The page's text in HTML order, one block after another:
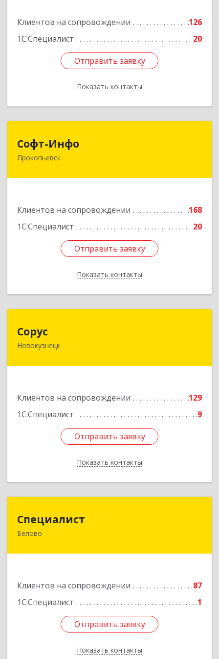
Клиентов на сопровождении
126
1С:Специалист
20
Отправить заявку
Показать контакты
Отправить заявку
Назад
Софт-Инфо
Прокопьевск
Клиентов на сопровождении
168
1С:Специалист
20
Отправить заявку
Показать контакты
653039, Кемеровская область - Кузбасс,
Подробнее
Отправить заявку
Назад
Сорус
Новокузнецк
Клиентов на сопровождении
129
1С:Специалист
9
Отправить заявку
Показать контакты
654005, Кемеровская область - Кузбасс,
Подробнее
Отправить заявку
Назад
Специалист
Белово
Клиентов на сопровождении
87
1С:Специалист
1
Отправить заявку
Показать контакты
Кемеровская обл, Белово г, Ленина ул, дом №
Отправить заявку
Назад